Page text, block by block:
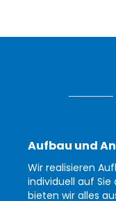
Aufbau und
Wir realisieren
individuell auf
bieten wir alles